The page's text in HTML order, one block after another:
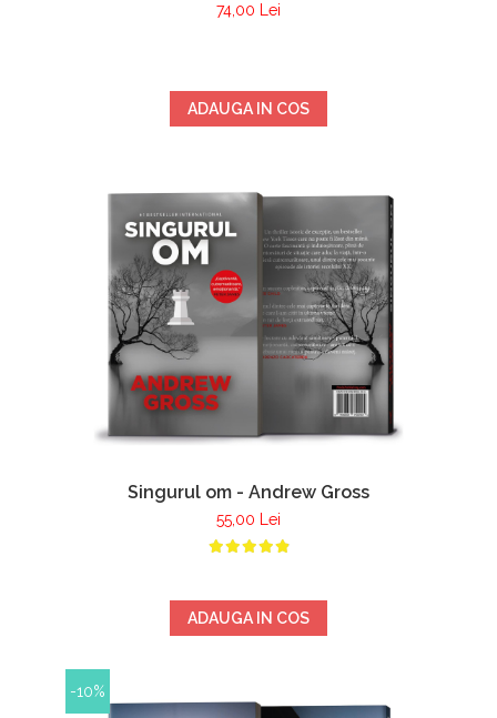
74,00 Lei
ADAUGA IN COS
Singurul om - Andrew Gross
55,00 Lei
ADAUGA IN COS
-10%